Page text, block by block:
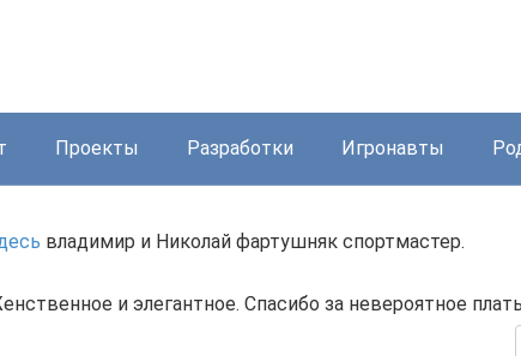
Проекты Разработки Игронавты
владимир и Николай фартушняк спортмастер.
и элегантное. Спасибо за невероятное